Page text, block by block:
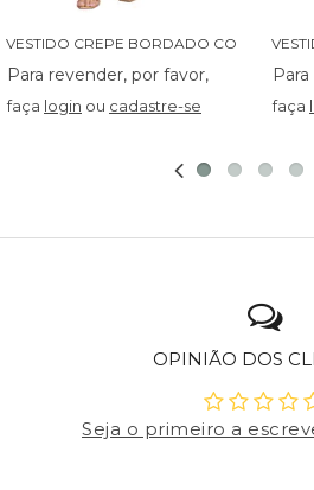
faça login ou cadastre-se faça
OPINIÃO DOS
Seja o primeiro a